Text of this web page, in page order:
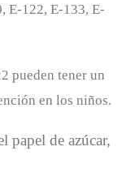
E-122, E-133, E-
pueden tener un
en los niños.
papel de azúcar,